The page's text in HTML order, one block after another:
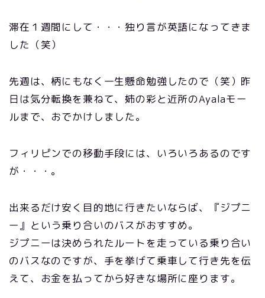
滞在１週間にして・・・独り言が英語になってきま
した（笑）
先週は、柄にもなく一生懸命勉強したので（笑）昨
日は気分転換を兼ねて、姉の彩と近所のAyalaモー
ルまで、おでかけしました。
フィリピンでの移動手段には、いろいろあるのです
が・・・。
出来るだけ安く目的地に行きたいならば、『ジプニ
ー』という乗り合いのバスがおすすめ。
ジプニーは決められたルートを走っている乗り合い
のバスなのですが、手を挙げて乗車して行き先を伝
えて、お金を払ってから好きな場所に座ります。